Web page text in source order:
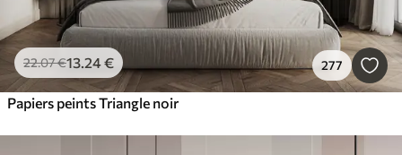
22.07€13.24€ 277
Papiers peints Triangle noir